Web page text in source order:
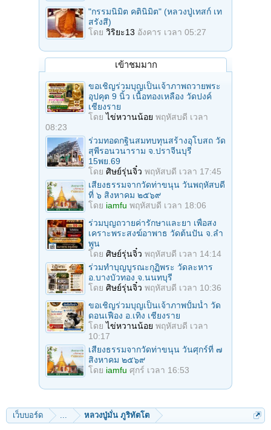
"กรรมนิมิต คตินิมิต" (หลวงปู่เทสก์ เท
สรังสี)
โดย วิริยะ13 อังคาร เวลา 05:27
เข้าชมมาก
ขอเชิญร่วมบุญเป็นเจ้าภาพถวายพระ
อุปคุต 9 นิ้ว เนื้อทองเหลือง วัดปงค์
เชียงราย
โดยไข่หวานน้อย พฤหัสบดี เวลา
08:23
ร่วมทอดกฐินสมทบทุนสร้างอุโบสถ วัด
สุพีรอนวนาราม จ.ปราจีนบุรี
15พย.69
โดย ศิษย์รุ่นจิ๋ว พฤหัสบดี เวลา 17:45
เสียงธรรมจากวัดท่าขนุน วันพฤหัสบดี
ที่ ๖ สิงหาคม ๒๕๖๙
โดย iamfu พฤหัสบดี เวลา 18:06
ร่วมบุญถวายค่ารักษาและยา เพื่อสง
เคราะพระสงฆ์อาพาธ วัดต้นปัน จ.ลํา
พูน
โดย ศิษย์รุ่นจิ๋ว พฤหัสบดี เวลา 14:14
ร่วมทําบุญบูรณะกุฏิพระ วัดละหาร
อ.บางบัวทอง จ.นนทบุรี
โดย ศิษย์รุ่นจิ๋ว พฤหัสบดี เวลา 10:36
ขอเชิญร่วมบุญเป็นเจ้าภาพปั้มน้ำ วัด
ดอนเฟือง อ.เทิง เชียงราย
โดยไข่หวานน้อย พฤหัสบดี เวลา
10:17
เสียงธรรมจากวัดท่าขนุน วันศุกร์ที่ ๗
สิงหาคม ๒๕๖๙
โดย iamfu ศุกร์ เวลา 16:53
เว็บบอร์ด ... หลวงปู่มั่น ภูริทัตโต